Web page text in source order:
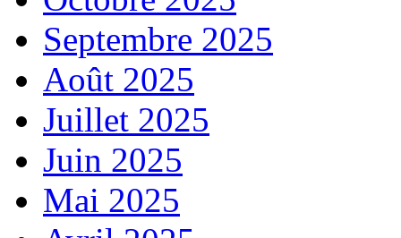
Septembre 2025
Août 2025
Juillet 2025
Juin 2025
Mai 2025